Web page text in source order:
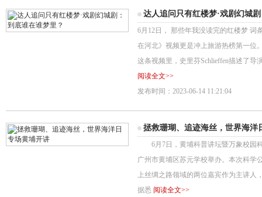
达人追问只有红楼梦·戏剧幻城
6月12日， 那些年我没读完的红楼梦 词
在河北》视频更是冲上旅游热榜第一位
这条视频里，史里芬Schlieffen描述了
阅读全文>>
发布时间：2023-06-14 11:21:04
拯救珊瑚、追迹海丝，世界海洋
6月7日，黄埔科普讲坛暨万象校园
广州市黄埔区苏元学校举办。本次科学
上丝绸之路领域的两位嘉宾作为主讲
据悉 阅读全文>>